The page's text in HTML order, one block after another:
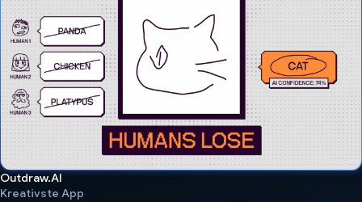
Outdraw.AI
Kreativste App